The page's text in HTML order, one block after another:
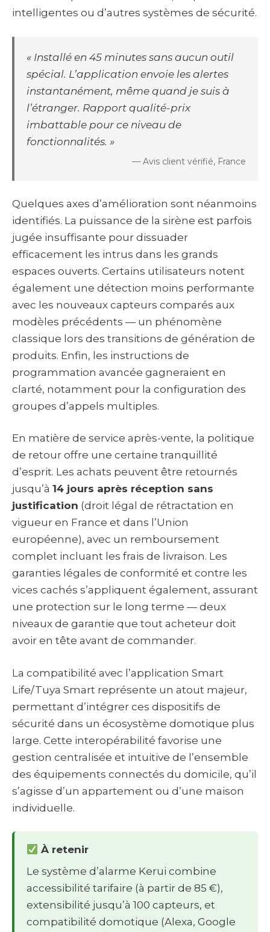
intelligentes ou d’autres systèmes de sécurité.
« Installé en 45 minutes sans aucun outil
spécial. L’application envoie les alertes
instantanément, même quand je suis à
l’étranger. Rapport qualité-prix
imbattable pour ce niveau de
fonctionnalités. »
— Avis client vérifié, France
Quelques axes d’amélioration sont néanmoins
identifiés. La puissance de la sirène est parfois
jugée insuffisante pour dissuader
efficacement les intrus dans les grands
espaces ouverts. Certains utilisateurs notent
également une détection moins performante
avec les nouveaux capteurs comparés aux
modèles précédents — un phénomène
classique lors des transitions de génération de
produits. Enfin, les instructions de
programmation avancée gagneraient en
clarté, notamment pour la configuration des
groupes d’appels multiples.
En matière de service après-vente, la politique
de retour offre une certaine tranquillité
d’esprit. Les achats peuvent être retournés
jusqu’à 14 jours après réception sans
justification (droit légal de rétractation en
vigueur en France et dans l’Union
européenne), avec un remboursement
complet incluant les frais de livraison. Les
garanties légales de conformité et contre les
vices cachés s’appliquent également, assurant
une protection sur le long terme — deux
niveaux de garantie que tout acheteur doit
avoir en tête avant de commander.
La compatibilité avec l’application Smart
Life/Tuya Smart représente un atout majeur,
permettant d’intégrer ces dispositifs de
sécurité dans un écosystème domotique plus
large. Cette interopérabilité favorise une
gestion centralisée et intuitive de l’ensemble
des équipements connectés du domicile, qu’il
s’agisse d’un appartement ou d’une maison
individuelle.
À retenir
Le système d’alarme Kerui combine
accessibilité tarifaire (à partir de 85 €),
extensibilité jusqu’à 100 capteurs, et
compatibilité domotique (Alexa, Google